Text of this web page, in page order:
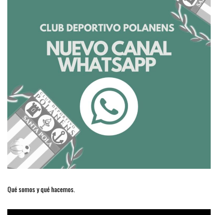
Qué somos y qué hacemos.